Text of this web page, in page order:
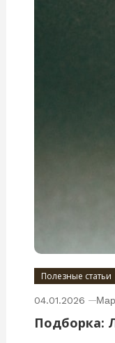
Полезные статьи
04.01.2026
Подборка: